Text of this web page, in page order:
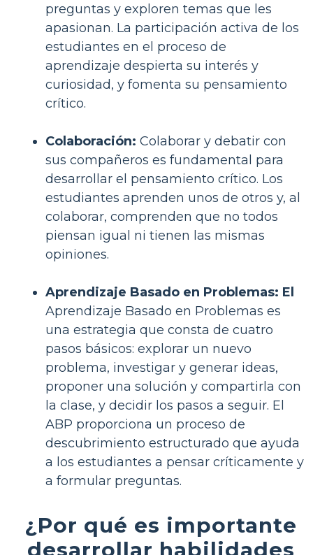
preguntas y exploren temas que les
apasionan. La participación activa de los
estudiantes en el proceso de
aprendizaje despierta su interés y
curiosidad, y fomenta su pensamiento
crítico.
Colaboración: Colaborar y debatir con
sus compañeros es fundamental para
desarrollar el pensamiento crítico. Los
estudiantes aprenden unos de otros y, al
colaborar, comprenden que no todos
piensan igual ni tienen las mismas
opiniones.
Aprendizaje Basado en Problemas: El
Aprendizaje Basado en Problemas es
una estrategia que consta de cuatro
pasos básicos: explorar un nuevo
problema, investigar y generar ideas,
proponer una solución y compartirla con
la clase, y decidir los pasos a seguir. El
ABP proporciona un proceso de
descubrimiento estructurado que ayuda
a los estudiantes a pensar críticamente y
a formular preguntas.
¿Por qué es importante
desarrollar habilidades